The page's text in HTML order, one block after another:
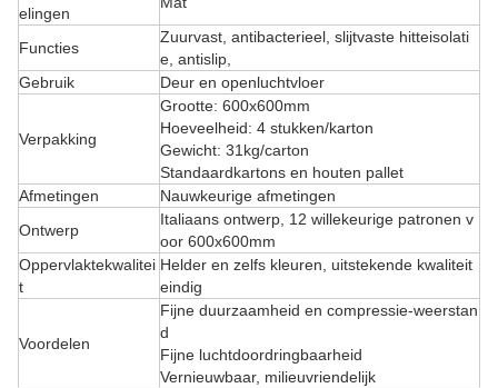
elingen
Functies
Zuurvast, antibacterieel, slijtvaste hitteisolati
e, antislip,
Gebruik
Deur en openluchtvloer
Verpakking
Grootte: 600x600mm
Hoeveelheid: 4 stukken/karton
Gewicht: 31kg/carton
Standaardkartons en houten pallet
Afmetingen
Nauwkeurige afmetingen
Ontwerp
Italiaans ontwerp, 12 willekeurige patronen v
oor 600x600mm
Oppervlaktekwalitei
t
Helder en zelfs kleuren, uitstekende kwaliteit
eindig
Voordelen
Fijne duurzaamheid en compressie-weerstan
d
Fijne luchtdoordringbaarheid
Vernieuwbaar, milieuvriendelijk